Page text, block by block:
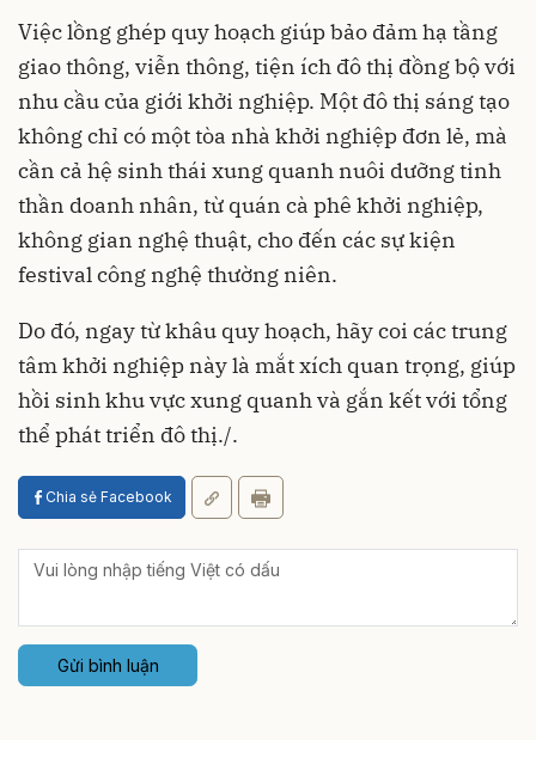
Việc lồng ghép quy hoạch giúp bảo đảm hạ tầng
giao thông, viễn thông, tiện ích đô thị đồng bộ với
nhu cầu của giới khởi nghiệp. Một đô thị sáng tạo
không chỉ có một tòa nhà khởi nghiệp đơn lẻ, mà
cần cả hệ sinh thái xung quanh nuôi dưỡng tinh
thần doanh nhân, từ quán cà phê khởi nghiệp,
không gian nghệ thuật, cho đến các sự kiện
festival công nghệ thường niên.
Do đó, ngay từ khâu quy hoạch, hãy coi các trung
tâm khởi nghiệp này là mắt xích quan trọng, giúp
hồi sinh khu vực xung quanh và gắn kết với tổng
thể phát triển đô thị./.
Chia sẻ Facebook
Gửi bình luận